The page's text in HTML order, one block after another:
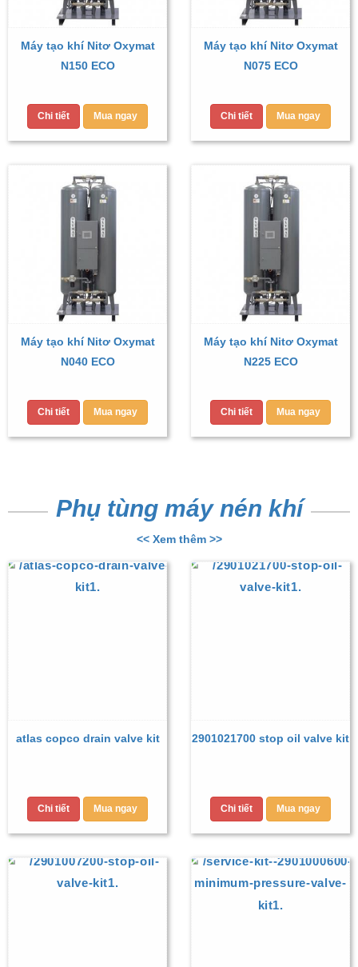
Máy tạo khí Nitơ Oxymat
N150 ECO
Chi tiết Mua ngay
Máy tạo khí Nitơ Oxymat
N075 ECO
Chi tiết Mua ngay
Máy tạo khí Nitơ Oxymat
N040 ECO
Chi tiết Mua ngay
Máy tạo khí Nitơ Oxymat
N225 ECO
Chi tiết Mua ngay
Phụ tùng máy nén khí
<< Xem thêm >>
atlas copco drain valve kit
Chi tiết Mua ngay
2901021700 stop oil valve kit
Chi tiết Mua ngay